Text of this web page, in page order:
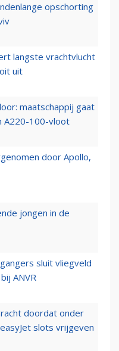
opschorting
langste vrachtvlucht
uit
maatschappij gaat
A220-100-vloot
door Apollo,
jongen in de
sluit vliegveld
ANVR
doordat onder
slots vrijgeven